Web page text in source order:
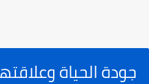
جودة الحياة